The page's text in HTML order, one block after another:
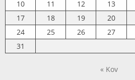
10 11 12 13
17
18 19 20
24
25 26 27
31
« Kov